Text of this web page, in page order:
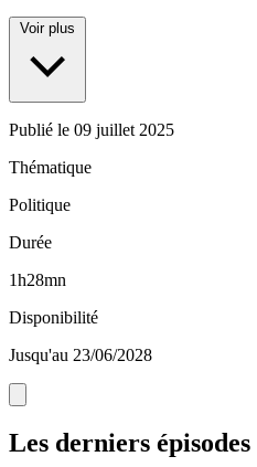
Voir plus
Publié le 09 juillet 2025
Thématique
Politique
Durée
1h28mn
Disponibilité
Jusqu'au 23/06/2028
Les derniers épisodes